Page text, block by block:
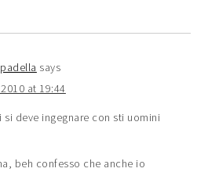
says
at 19:44
si deve ingegnare con sti uomini
beh confesso che anche io